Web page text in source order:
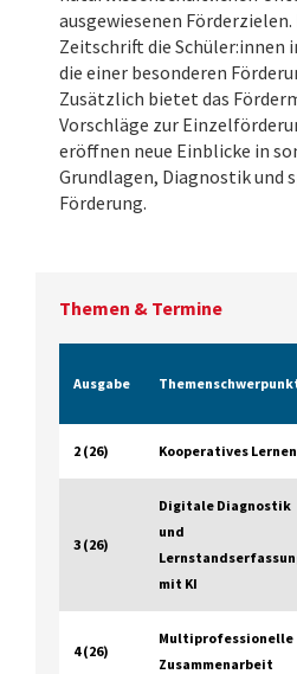
ausgewiesenen
Zeitschrift die Schüler:innen
die einer besonderen
Zusätzlich bietet das
Vorschläge zur
eröffnen neue Einblicke in
Grundlagen, Diagnostik und
Förderung.
Themen & Termine
Ausgabe
2 (26) Kooperatives Lernen
3 (26)
Digitale Diagnostik
und
mit KI
4 (26)
Multiprofessionelle
Zusammenarbeit